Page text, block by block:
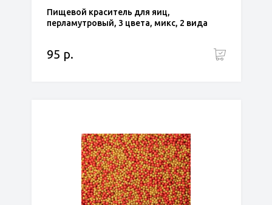
Пищевой краситель для яиц,
перламутровый, 3 цвета, микс, 2 вида
95 р.